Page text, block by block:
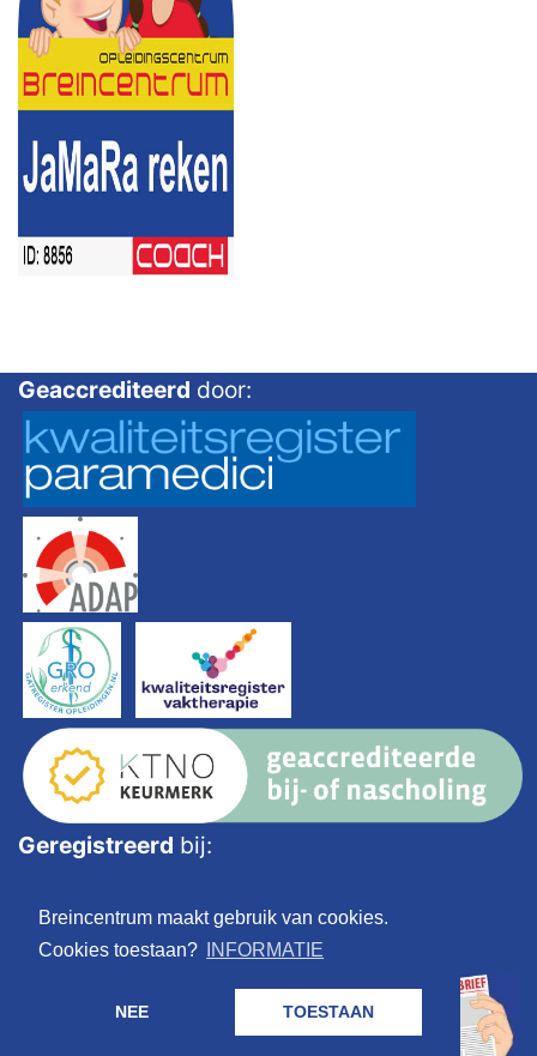
Breincentrum maakt gebruik van cookies.
Cookies toestaan?
INFORMATIE
NEE TOESTAAN
Geaccrediteerd door:
Geregistreerd bij: